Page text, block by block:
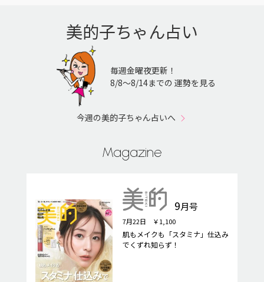
美的子ちゃん占い
毎週金曜夜更新！
8/8〜8/14までの 運勢を見る
今週の美的子ちゃん占いへ
Magazine
9月号
7月22日 ￥1,100
肌もメイクも「スタミナ」仕込み
でくずれ知らず！